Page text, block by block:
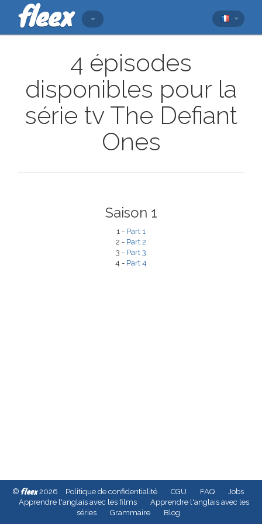
4 épisodes
disponibles pour la
série tv The Defiant
Ones
Saison 1
1 - Part 1
2 - Part 2
3 - Part 3
4 - Part 4
© fleex2026 Politique de confidentialité CGU FAQ
Jobs
Apprendre l'anglais avec les films
Apprendre l'anglais avec les
séries
Grammaire Blog